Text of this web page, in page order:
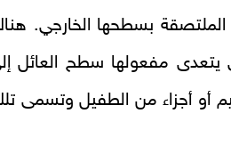
الملتصقة بسطحها الخارجي.
يتعدى مفعولها سطح العائل
أو أجزاء من الطفيل وتسمى